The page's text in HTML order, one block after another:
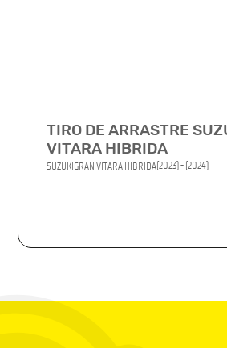
TIRO DE ARRASTRE
VITARA HIBRIDA
SUZUKIGRAN VITARA HIBRIDA(2023) - (2024)